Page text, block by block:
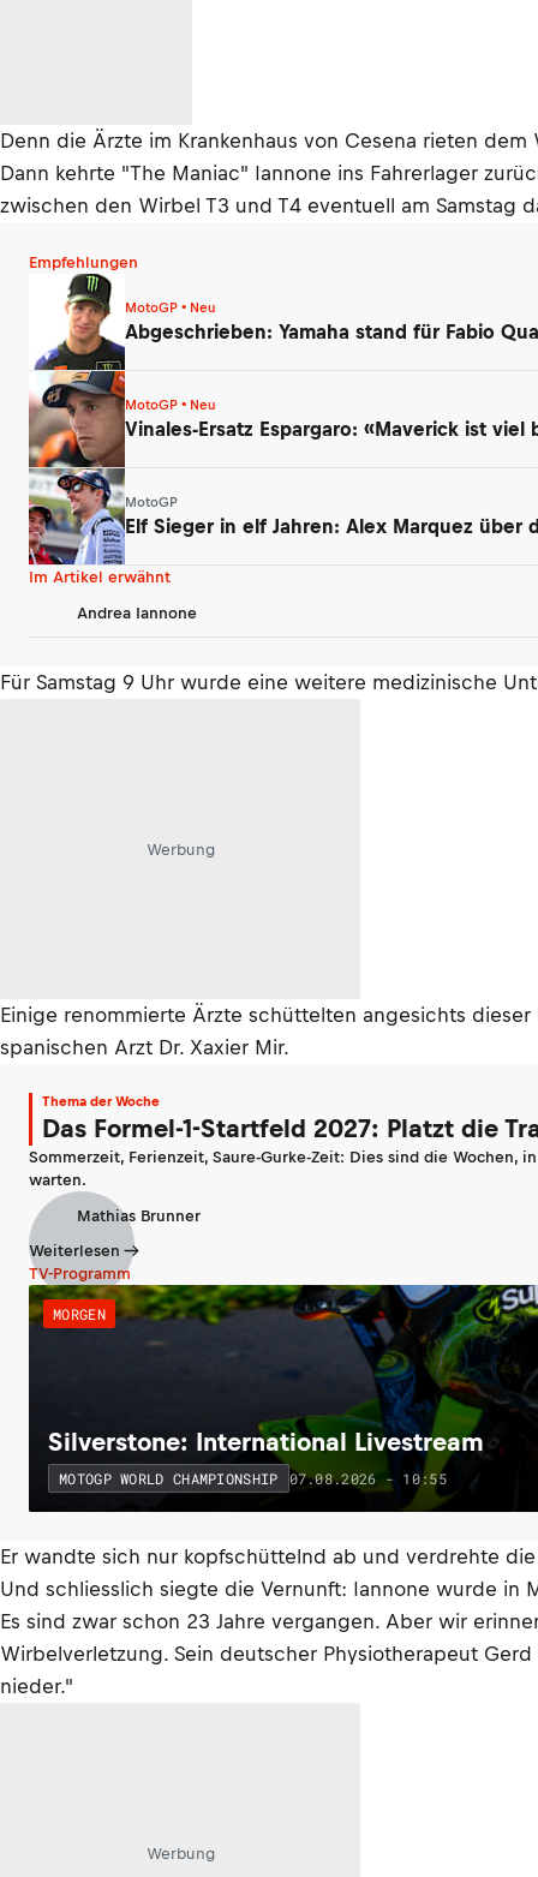
Denn die Ärzte im Krankenhaus von Cesena rieten
Dann kehrte "The Maniac" Iannone ins Fahrerlager
zwischen den Wirbel T3 und T4 eventuell am Samstag
Empfehlungen
MotoGP • Neu
Abgeschrieben: Yamaha stand für Fabio
MotoGP • Neu
Vinales-Ersatz Espargaro: «Maverick ist viel
MotoGP
Elf Sieger in elf Jahren: Alex Marquez über
Im Artikel erwähnt
Andrea Iannone
Für Samstag 9 Uhr wurde eine weitere medizinische
Werbung
Einige renommierte Ärzte schüttelten angesichts
spanischen Arzt Dr. Xaxier Mir.
Thema der Woche
Das Formel-1-Startfeld 2027: Platzt die
Sommerzeit, Ferienzeit, Saure-Gurke-Zeit: Dies sind die
warten.
Mathias Brunner
Weiterlesen
TV-Programm
MORGEN
Silverstone: International Livestream
MOTOGP WORLD CHAMPIONSHIP 07.08.2026 - 10:55
Er wandte sich nur kopfschüttelnd ab und verdrehte
Und schliesslich siegte die Vernunft: Iannone wurde
Es sind zwar schon 23 Jahre vergangen. Aber wir
Wirbelverletzung. Sein deutscher Physiotherapeut
nieder."
Werbung